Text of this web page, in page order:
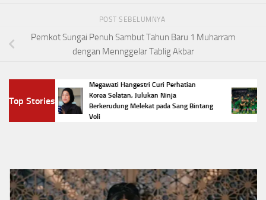
POST SEBELUMNYA
Pemkot Sungai Penuh Sambut Tahun Baru 1 Muharram
dengan Mennggelar Tablig Akbar
Top Stories
Jadi
Megawati Hangestri Curi Perhatian
Korea Selatan, Julukan Ninja
Berkerudung Melekat pada Sang Bintang
Voli
Daftar